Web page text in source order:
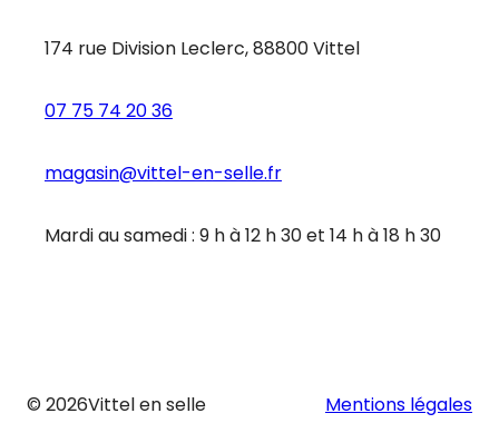
174 rue Division Leclerc, 88800 Vittel
07 75 74 20 36
magasin@vittel-en-selle.fr
Mardi au samedi : 9 h à 12 h 30 et 14 h à 18 h 30
© 2026Vittel en selle Mentions légales